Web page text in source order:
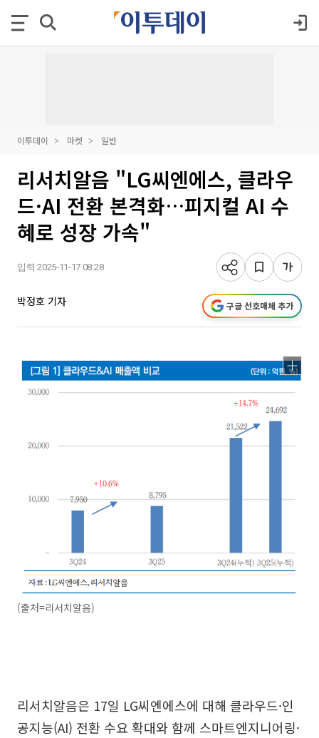
이투데이 마켓 일반
리서치알음 "LG씨엔에스, 클라우
드·AI 전환 본격화…피지컬 AI 수
혜로 성장 가속"
입력 2025-11-17 08:28
박정호 기자 구글 선호매체 추가
(출처=리서치알음)
리서치알음은 17일 LG씨엔에스에 대해 클라우드·인
공지능(AI) 전환 수요 확대와 함께 스마트엔지니어링·